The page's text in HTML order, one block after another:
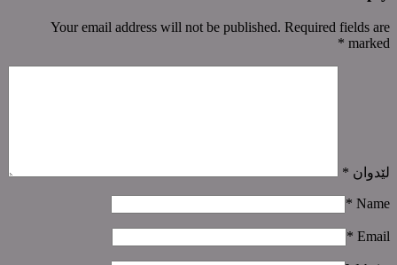
Your email address will not be published. Required fields are
marked
*
لێدوان *
Name
*
Email
*